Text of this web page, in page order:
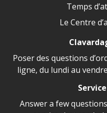
Temps
Le Centre
Poser des questions
ligne, du lundi au
Answer a few